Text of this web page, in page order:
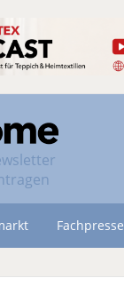
Fachpresse